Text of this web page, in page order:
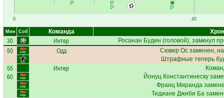
0 45
Мин Соб Команда
30 Интер Росанан Будин (головой), замкнул
50 Одд Сювер Осзаменен,
Штрафные теперь
55 Интер
60 Йонуц Константинеску
Франц Миранда
Тидиане Джиби Ба